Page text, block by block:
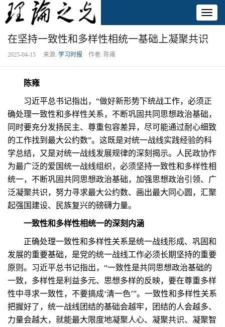
在坚持一致性和多样性相统一基础上凝聚共识
2025-04-15 来源: 学习时报 作者: 陈雍
陈雍
习近平总书记指出，“做好新形势下统战工作，必须正
确处理一致性和多样性关系，不断巩固共同思想政治基础，
同时要充分发扬民主、尊重包容差异，尽可能通过耐心细致
的工作找到最大公约数”。这既是对统一战线实践经验的科
学总结，又是对统一战线发展规律的深刻揭示。人民政协作
为最广泛的爱国统一战线组织，必须坚持一致性和多样性相
统一，不断巩固共同思想政治基础，加强思想政治引领、广
泛凝聚共识，努力寻求最大公约数、画出最大同心圆，汇聚
起强国建设、民族复兴的磅礴力量。
一致性和多样性相统一的深刻内涵
正确处理一致性和多样性关系是统一战线形成、巩固和
发展的重要基础，是党的统一战线工作必须长期坚持的重要
原则。习近平总书记指出，“一致性是共同思想政治基础的
一致，多样性是利益多元、思想多样的反映，要在尊重多样
性中寻求一致性，不要搞成‘清一色’”。一致性和多样性关系
把握好了，统一战线团结的基础会越牢，团结的人会越多、
力量会越大，就能最大限度地凝聚人心、凝聚共识、凝聚智